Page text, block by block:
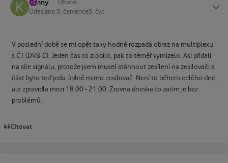
kenny Uživatel
Odesláno 5. července5. čvc
V poslední době se mi opět taky hodně rozpadá obraz na multiplexu
s ČT (DVB-C). Jeden čas to zlobilo, pak to téměř vymizelo. Asi přidali
na síle signálu, protože jsem musel stáhnout zesílení na zesilovači a
část bytu teď jedu úplně mimo zesilovač. Není to během celého dne,
ale zpravidla mezi 18:00 - 21:00. Zrovna dneska to zatím je bez
problémů.
Citovat